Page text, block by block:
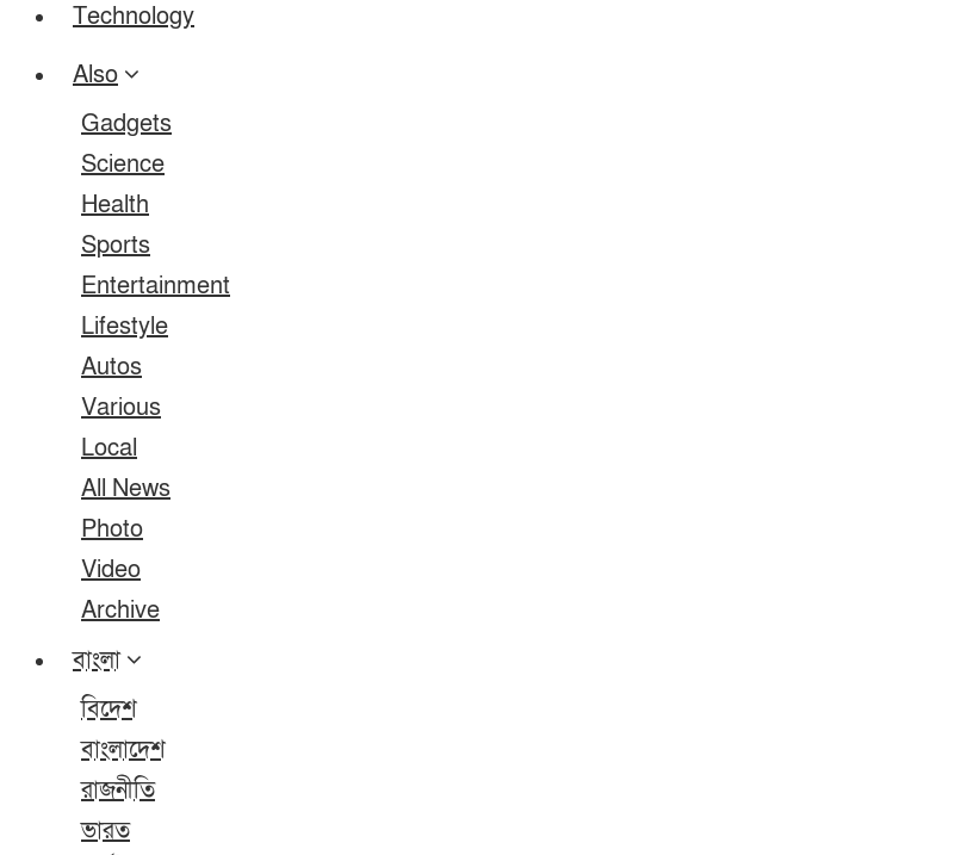
Technology
Also
Gadgets
Science
Health
Sports
Entertainment
Lifestyle
Autos
Various
Local
All News
Photo
Video
Archive
বাংলা
বিদেশ
বাংলাদেশ
রাজনীতি
ভারত